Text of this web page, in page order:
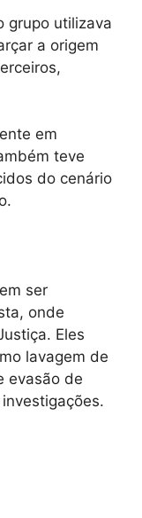
grupo utilizava
a origem
em
teve
do cenário
ser
onde
Eles
lavagem de
evasão de